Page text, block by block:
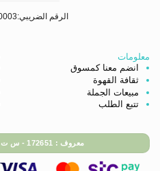
الرقم الضريبي:312714252800003
معلومات
انضم معنا كمسوق
ثقافة القهوة
مبيعات الجملة
تتبع الطلب
معروف : 172651 - س ت : 7009741583